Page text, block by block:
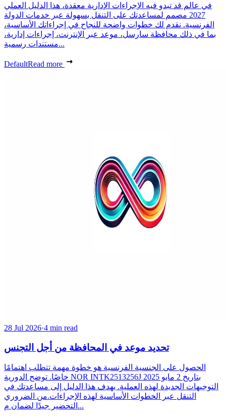
في عالم قد تبدو فيه الإجراءات الإدارية معقدة، هذا الدليل العملي
2027 مصمم لمساعدتك على التنقل بسهولة عبر خدمات الدولة
الفرنسية. نقدم لك خطوات واضحة للنجاح في إجراءاتك الأساسية،
بما في ذلك محافظة سارسل، موعد عبر الإنترنت، إجراءات إدارية،
مستندات رسمية...
DefaultRead more
28 Jul 2026·4 min read
تحديد موعد في المحافظة من أجل التجنس
الحصول على الجنسية الفرنسية هو خطوة مهمة تتطلب اهتمامًا
خاصًا. توضح الدورية NOR INTK2513256J بتاريخ 2 مايو 2025
التوجيهات الجديدة لهذه العملية. يهدف هذا الدليل إلى مساعدتك في
التنقل عبر الخطوات الأساسية لهذه الإجراءات.من الضروري
التحضير جيدًا لضمان م...